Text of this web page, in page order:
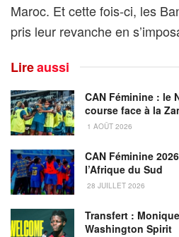
Maroc. Et cette fois-ci, les
pris leur revanche en
Lireaussi
CAN Féminine : le
course face à la
1 AOÛT 2026
CAN Féminine
l’Afrique du Sud
28 JUILLET 2026
Transfert :
Washington Spirit